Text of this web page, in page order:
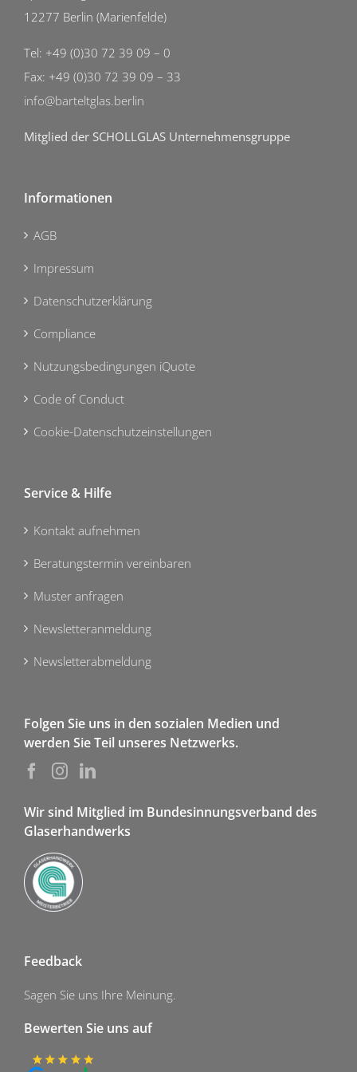
12277 Berlin (Marienfelde)
Tel: +49 (0)30 72 39 09 – 0
Fax: +49 (0)30 72 39 09 – 33
info@barteltglas.berlin
Mitglied der SCHOLLGLAS Unternehmensgruppe
Informationen
AGB
Impressum
Datenschutzerklärung
Compliance
Nutzungsbedingungen iQuote
Code of Conduct
Cookie-Datenschutzeinstellungen
Service & Hilfe
Kontakt aufnehmen
Beratungstermin vereinbaren
Muster anfragen
Newsletteranmeldung
Newsletterabmeldung
Folgen Sie uns in den sozialen Medien und
werden Sie Teil unseres Netzwerks.
Wir sind Mitglied im Bundesinnungsverband des
Glaserhandwerks
Feedback
Sagen Sie uns Ihre Meinung.
Bewerten Sie uns auf